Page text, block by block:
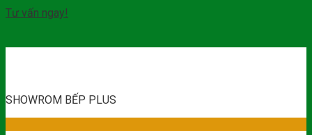
Tư vấn ngay!
SHOWROM BẾP PLUS